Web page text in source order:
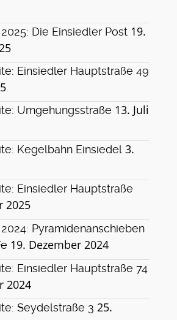
Die Einsiedler Post 19.
Einsiedler Hauptstraße 49
Umgehungsstraße 13. Juli
Kegelbahn Einsiedel 3.
Einsiedler Hauptstraße
2025
Pyramidenanschieben
19. Dezember 2024
Einsiedler Hauptstraße 74
2024
Seydelstraße 3 25.